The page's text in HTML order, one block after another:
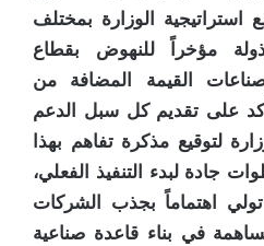
استراتيجية الوزارة بمختلف
مؤخراً للنهوض بقطاع
القيمة المضافة من
أكد على تقديم كل سبل الدعم
لتوقيع مذكرة تفاهم بهذا
جادة لبدء التنفيذ الفعلي،
اهتماماً بجذب الشركات
في بناء قاعدة صناعية